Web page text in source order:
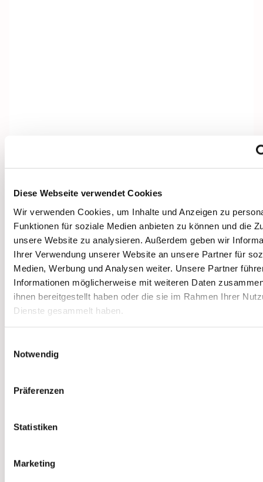
Diese Webseite verwendet Cookies
Wir verwenden Cookies, um Inhalte und Anzeigen zu
Funktionen für soziale Medien anbieten zu können und die
unsere Website zu analysieren. Außerdem geben wir
Ihrer Verwendung unserer Website an unsere Partner für
Medien, Werbung und Analysen weiter. Unsere Partner
Informationen möglicherweise mit weiteren Daten
ihnen bereitgestellt haben oder die sie im Rahmen Ihrer
Dienste gesammelt haben.
Notwendig
Präferenzen
Statistiken
Marketing
Dies könnte Sie auch
interessieren